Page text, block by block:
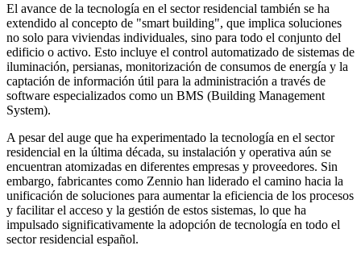
El avance de la tecnología en el sector residencial también se ha
extendido al concepto de "smart building", que implica soluciones
no solo para viviendas individuales, sino para todo el conjunto del
edificio o activo. Esto incluye el control automatizado de sistemas de
iluminación, persianas, monitorización de consumos de energía y la
captación de información útil para la administración a través de
software especializados como un BMS (Building Management
System).
A pesar del auge que ha experimentado la tecnología en el sector
residencial en la última década, su instalación y operativa aún se
encuentran atomizadas en diferentes empresas y proveedores. Sin
embargo, fabricantes como Zennio han liderado el camino hacia la
unificación de soluciones para aumentar la eficiencia de los procesos
y facilitar el acceso y la gestión de estos sistemas, lo que ha
impulsado significativamente la adopción de tecnología en todo el
sector residencial español.